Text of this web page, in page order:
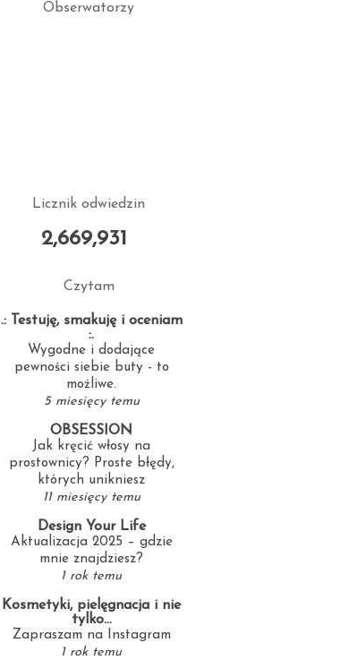
Obserwatorzy
Licznik odwiedzin
2,669,931
Czytam
.: Testuję, smakuję i oceniam
:.
Wygodne i dodające
pewności siebie buty - to
możliwe.
5 miesięcy temu
OBSESSION
Jak kręcić włosy na
prostownicy? Proste błędy,
których unikniesz
11 miesięcy temu
Design Your Life
Aktualizacja 2025 – gdzie
mnie znajdziesz?
1 rok temu
Kosmetyki, pielęgnacja i nie
tylko...
Zapraszam na Instagram
1 rok temu